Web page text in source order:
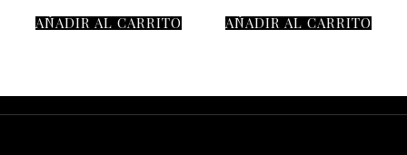
AÑADIR AL CARRITO AÑADIR AL CARRITO